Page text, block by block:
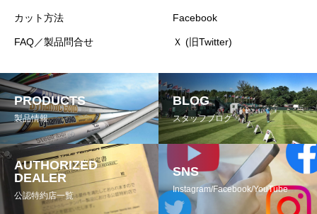
カット方法
FAQ／製品問合せ
Facebook
Ｘ (旧Twitter)
PRODUCTS
製品情報
BLOG
スタッフブログ
AUTHORIZED
DEALER
公認特約店一覧
SNS
Instagram/Facebook/YouTube